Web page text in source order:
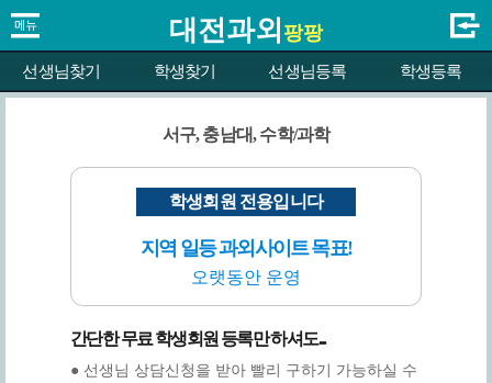
대전과외 팡팡
선생님찾기 학생찾기 선생님등록 학생등록
서구, 충남대, 수학/과학
학생회원 전용입니다
지역 일등 과외사이트 목표!
오랫동안 운영
간단한 무료 학생회원 등록만 하셔도...
● 선생님 상담신청을 받아 빨리 구하기 가능하실 수